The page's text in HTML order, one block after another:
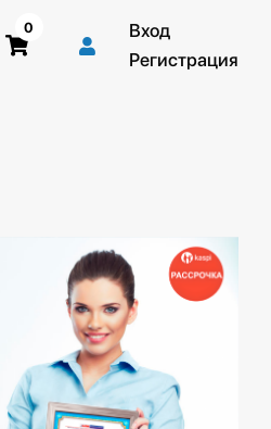
0
Вход
Регистрация